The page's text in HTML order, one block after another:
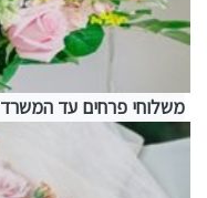
משלוחי פרחים עד המשרד